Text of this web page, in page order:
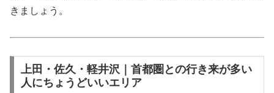
きましょう。
上田・佐久・軽井沢｜首都圏との行き来が多い
人にちょうどいいエリア